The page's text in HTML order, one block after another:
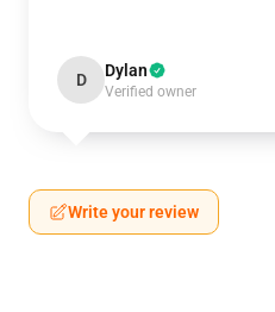
D Dylan
Verified owner
Write your review